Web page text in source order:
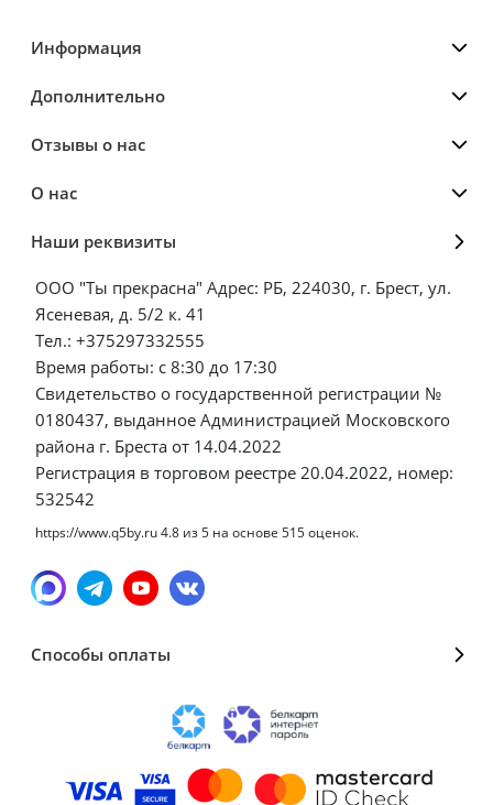
Информация
Дополнительно
Отзывы о нас
О нас
Наши реквизиты
ООО "Ты прекрасна" Адрес: РБ, 224030, г. Брест, ул.
Ясеневая, д. 5/2 к. 41
Тел.: +375297332555
Время работы: с 8:30 до 17:30
Свидетельство о государственной регистрации №
0180437, выданное Администрацией Московского
района г. Бреста от 14.04.2022
Регистрация в торговом реестре 20.04.2022, номер:
532542
https://www.q5by.ru4.8 из5 на основе 515оценок.
Способы оплаты